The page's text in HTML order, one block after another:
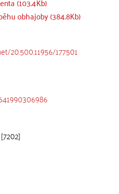
obhajoby (384.8Kb)
20.500.11956/177501
[7202]